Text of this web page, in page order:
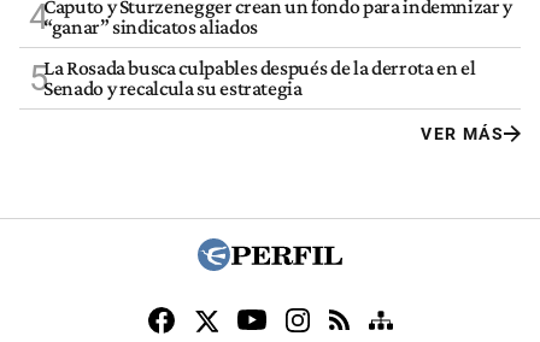
4Caputo y Sturzenegger crean un fondo para indemnizar y
“ganar” sindicatos aliados
5La Rosada busca culpables después de la derrota en el
Senado y recalcula su estrategia
VER MÁS